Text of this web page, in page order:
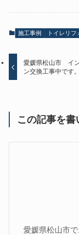
施工事例 トイレリフ
愛媛県松山市 イ
ン交換工事中です。
この記事を書
愛媛県松山市